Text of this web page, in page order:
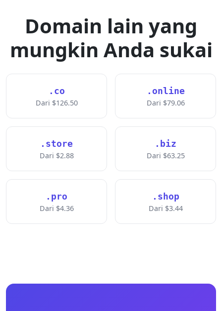
Domain lain yang
mungkin Anda sukai
.co
Dari $126.50
.online
Dari $79.06
.store
Dari $2.88
.biz
Dari $63.25
.pro
Dari $4.36
.shop
Dari $3.44